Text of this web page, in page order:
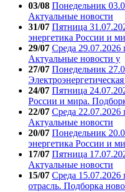
03/08 Понедельник
Актуальные новости
31/07 Пятница
энергетика России и
29/07 Среда 29.07.2026
Актуальные новости у
27/07 Понедельник
24/07 Пятница
России и мира.
22/07 Среда 22.07.2026
Актуальные новости
20/07 Понедельник
энергетика России и
17/07 Пятница
Актуальные новости
15/07 Среда 15.07.2026
отрасль. Подборка